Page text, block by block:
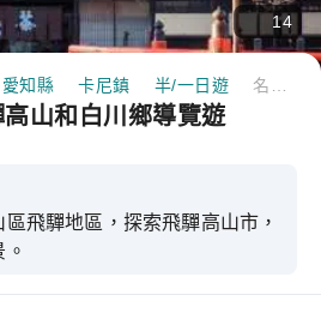
14
愛知縣 卡尼鎮 半/一日遊
山和白川鄉導覽遊
飛驒地區，探索飛驒高山市，